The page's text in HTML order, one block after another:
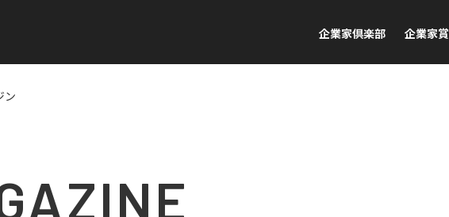
企業家倶楽部 企業家賞
ン